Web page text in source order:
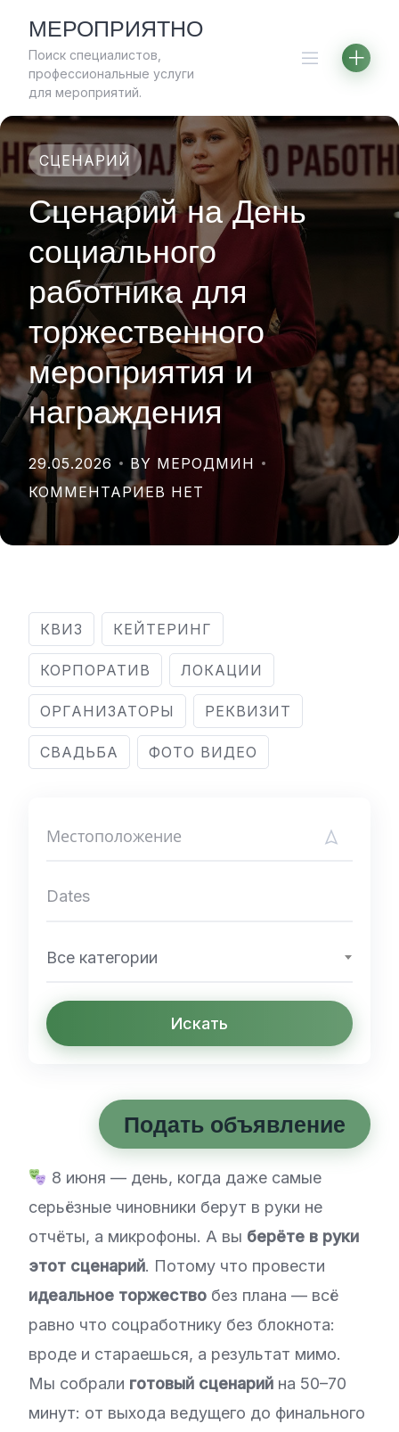
content
МЕРОПРИЯТНО
Поиск специалистов,
профессиональные услуги
для мероприятий.
СЦЕНАРИЙ
Сценарий на День
социального
работника для
торжественного
мероприятия и
награждения
29.05.2026
BY МЕРОДМИН
КОММЕНТАРИЕВ НЕТ
КВИЗ КЕЙТЕРИНГ
КОРПОРАТИВ ЛОКАЦИИ
ОРГАНИЗАТОРЫ РЕКВИЗИТ
СВАДЬБА ФОТО ВИДЕО
Все категории
Искать
Подать объявление
8 июня — день, когда даже самые
серьёзные чиновники берут в руки не
отчёты, а микрофоны. А вы берёте в руки
этот сценарий. Потому что провести
идеальное торжество без плана — всё
равно что соцработнику без блокнота:
вроде и стараешься, а результат мимо.
Мы собрали готовый сценарий на 50–70
минут: от выхода ведущего до финального